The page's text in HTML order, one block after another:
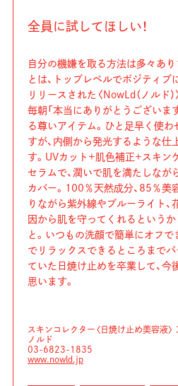
全員に試してほしい！
自分の機嫌を取る方法は多々あり
とは、トップレベルでポジティブ
リリースされた〈NowLd（ノルド
毎朝「本当にありがとうございま
る尊いアイテム。ひと足早く使
すが、内側から発光するような仕
す。UVカット+肌色補正+スキン
セラムで、潤いで肌を満たしなが
カバー。100％天然成分、85％美
りながら紫外線やブルーライト
因から肌を守ってくれるという
と。いつもの洗顔で簡単にオフ
でリラックスできるところまで
ていた日焼け止めを卒業して、今
思います。
スキンコレクター〈日焼け止め美容液
ノルド
03-6823-1835
www.nowld.jp